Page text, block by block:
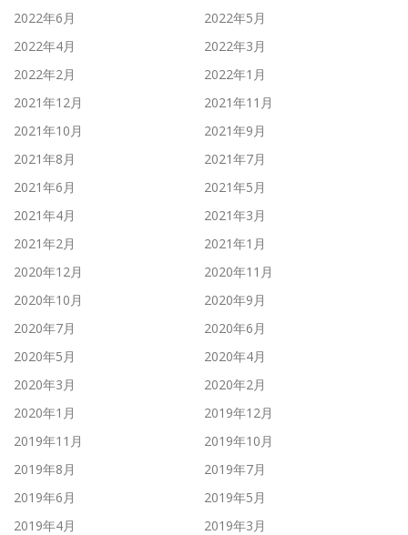
2022年6月
2022年5月
2022年4月
2022年3月
2022年2月
2022年1月
2021年12月
2021年11月
2021年10月
2021年9月
2021年8月
2021年7月
2021年6月
2021年5月
2021年4月
2021年3月
2021年2月
2021年1月
2020年12月
2020年11月
2020年10月
2020年9月
2020年7月
2020年6月
2020年5月
2020年4月
2020年3月
2020年2月
2020年1月
2019年12月
2019年11月
2019年10月
2019年8月
2019年7月
2019年6月
2019年5月
2019年4月
2019年3月